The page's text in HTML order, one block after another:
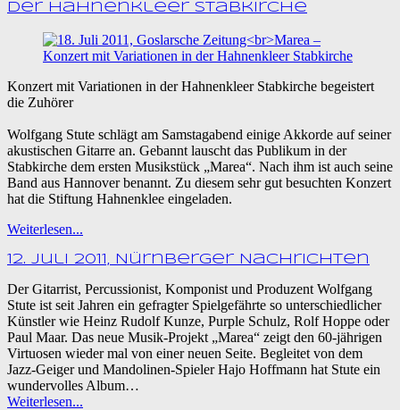
der Hahnenkleer Stabkirche
Konzert mit Variationen in der Hahnenkleer Stabkirche begeistert
die Zuhörer
Wolfgang Stute schlägt am Samstagabend einige Akkorde auf seiner
akustischen Gitarre an. Gebannt lauscht das Publikum in der
Stabkirche dem ersten Musikstück „Marea“. Nach ihm ist auch seine
Band aus Hannover benannt. Zu diesem sehr gut besuchten Konzert
hat die Stiftung Hahnenklee eingeladen.
Weiterlesen...
12. Juli 2011, Nürnberger Nachrichten
Der Gitarrist, Percussionist, Komponist und Produzent Wolfgang
Stute ist seit Jahren ein gefragter Spielgefährte so unterschiedlicher
Künstler wie Heinz Rudolf Kunze, Purple Schulz, Rolf Hoppe oder
Paul Maar. Das neue Musik-Projekt „Marea“ zeigt den 60-jährigen
Virtuosen wieder mal von einer neuen Seite. Begleitet von dem
Jazz-Geiger und Mandolinen-Spieler Hajo Hoffmann hat Stute ein
wundervolles Album…
Weiterlesen...